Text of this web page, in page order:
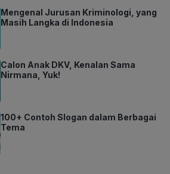
Mengenal Jurusan Kriminologi, yang
Masih Langka di Indonesia
Calon Anak DKV, Kenalan Sama
Nirmana, Yuk!
100+ Contoh Slogan dalam Berbagai
Tema